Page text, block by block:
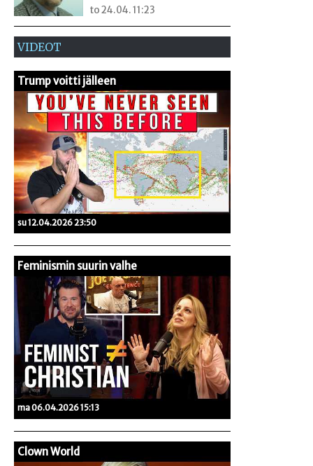
to 24.04. 11:23
VIDEOT
Trump voitti jälleen
su 12.04.2026 23:50
Feminismin suurin valhe
ma 06.04.2026 15:13
Clown World